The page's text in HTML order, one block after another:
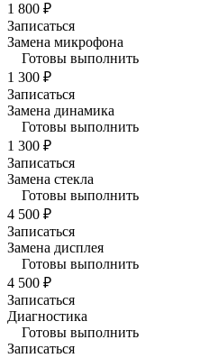
1 800 ₽
Записаться
Замена микрофона
Готовы выполнить
1 300 ₽
Записаться
Замена динамика
Готовы выполнить
1 300 ₽
Записаться
Замена стекла
Готовы выполнить
4 500 ₽
Записаться
Замена дисплея
Готовы выполнить
4 500 ₽
Записаться
Диагностика
Готовы выполнить
Записаться